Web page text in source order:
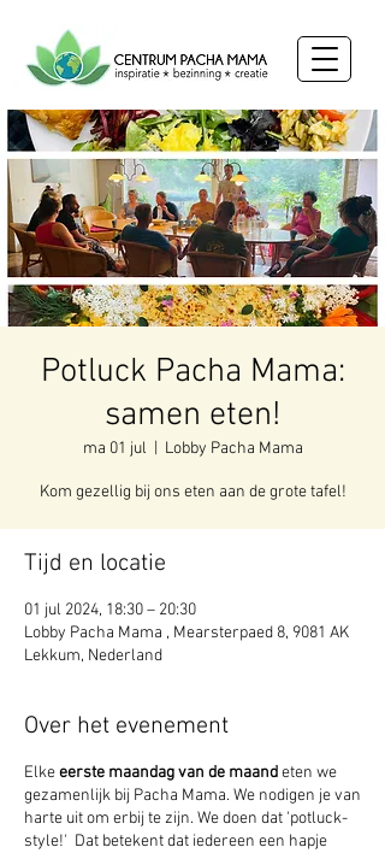
Potluck Pacha Mama:
samen eten!
ma 01 jul Lobby Pacha Mama
Kom gezellig bij ons eten aan de grote tafel!
Tijd en locatie
01 jul 2024, 18:30 – 20:30
Lobby Pacha Mama , Mearsterpaed 8, 9081 AK
Lekkum, Nederland
Over het evenement
Elkeeerste maandag van de maandeten we
gezamenlijk bij Pacha Mama. We nodigen je van
harte uit om erbij te zijn. We doen dat 'potluck-
style!' Dat betekent dat iedereen een hapje